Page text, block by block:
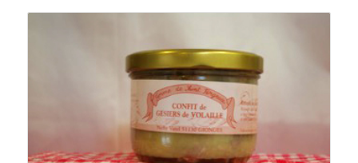
3,50 €
8,00 €